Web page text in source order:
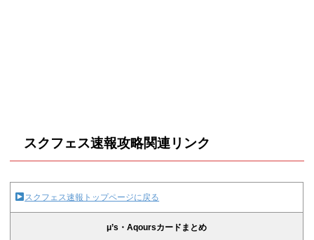
スクフェス速報攻略関連リンク
スクフェス速報トップページに戻る
μ’s・Aqoursカードまとめ